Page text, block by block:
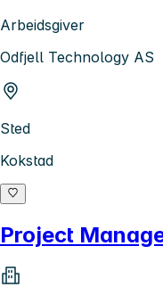
Arbeidsgiver
Odfjell Technology AS
Sted
Kokstad
Project